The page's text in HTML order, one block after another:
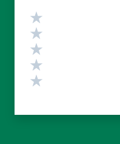
Valutazione